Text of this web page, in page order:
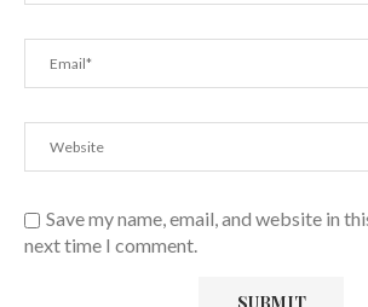
Save my name, email, and website in
next time I comment.